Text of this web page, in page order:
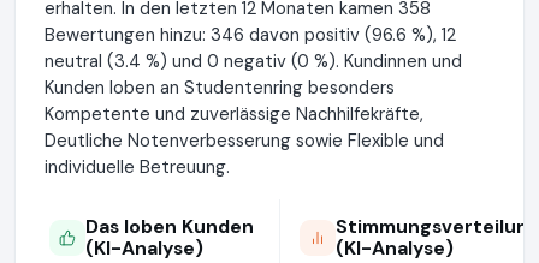
erhalten. In den letzten 12 Monaten kamen 358
Bewertungen hinzu: 346 davon positiv (96.6 %), 12
neutral (3.4 %) und 0 negativ (0 %). Kundinnen und
Kunden loben an Studentenring besonders
Kompetente und zuverlässige Nachhilfekräfte,
Deutliche Notenverbesserung sowie Flexible und
individuelle Betreuung.
Das loben Kunden
(KI-Analyse)
Stimmungsverteilung
(KI-Analyse)